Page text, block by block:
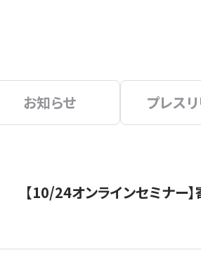
お知らせ プレス
【10/24オンラインセミナー